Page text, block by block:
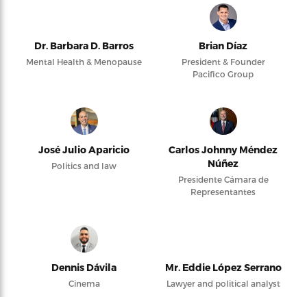
Dr. Barbara D. Barros
Mental Health & Menopause
Brian Díaz
President & Founder
Pacifico Group
José Julio Aparicio
Politics and law
Carlos Johnny Méndez
Núñez
Presidente Cámara de
Representantes
Dennis Dávila
Cinema
Mr. Eddie López Serrano
Lawyer and political analyst